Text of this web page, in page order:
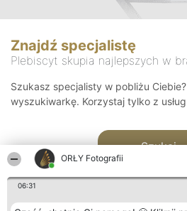
ORŁY Fotografii
06:31
Znajdź specjalistę
Plebiscyt skupia najlepszych w
Szukasz specjalisty w pobliżu
wyszukiwarkę. Korzystaj tylko z
Szukaj